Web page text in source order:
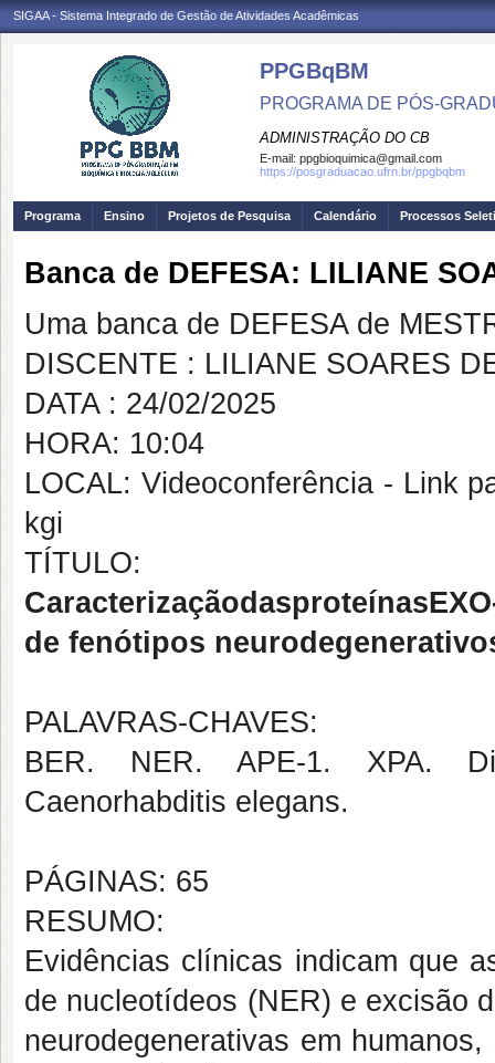
SIGAA - Sistema Integrado de Gestão de Atividades Acadêmicas
PPGBqBM
PROGRAMA DE PÓS-
ADMINISTRAÇÃO DO CB
E-mail: ppgbioquimica@gmail.com
https://posgraduacao.ufrn.br/ppgbqbm
Programa Ensino Projetos de Pesquisa Calendário Processos
Banca de DEFESA: LILIANE
Uma banca de DEFESA de
DISCENTE : LILIANE SOARES
DATA : 24/02/2025
HORA: 10:04
LOCAL: Videoconferência - Link
kgi
TÍTULO:
de fenótipos
PALAVRAS-CHAVES:
BER. NER. APE-1. XPA.
Caenorhabditis elegans.
PÁGINAS: 65
RESUMO:
Evidências clínicas indicam que
de nucleotídeos (NER) e excisão
neurodegenerativas em